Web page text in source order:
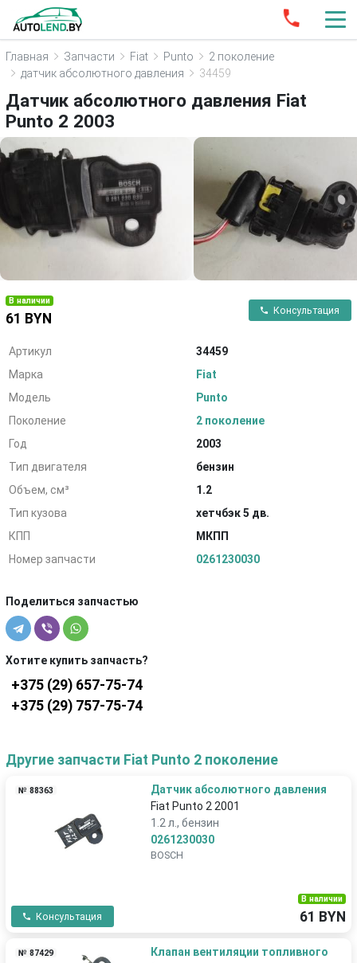
Главная Запчасти Fiat Punto
2 поколение
датчик абсолютного давления
34459
Датчик абсолютного давления Fiat
Punto 2 2003
В наличии
61 BYN
Консультация
Артикул
34459
Марка
Fiat
Модель
Punto
Поколение
2 поколение
Год
2003
Тип двигателя
бензин
Объем, см³
1.2
Тип кузова
хетчбэк 5 дв.
КПП
МКПП
Номер запчасти
0261230030
Поделиться запчастью
Хотите купить запчасть?
+375 (29) 657-75-74
+375 (29) 757-75-74
Другие запчасти Fiat Punto 2 поколение
№ 88363
Датчик абсолютного давления
Fiat Punto 2 2001
1.2 л., бензин
0261230030
BOSCH
Консультация
В наличии
61 BYN
№ 87429
Клапан вентиляции топливного